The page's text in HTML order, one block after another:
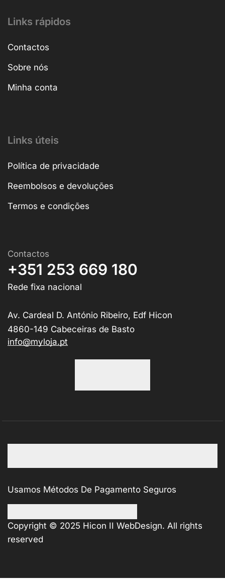
Links rápidos
Contactos
Sobre nós
Minha conta
Links úteis
Política de privacidade
Reembolsos e devoluções
Termos e condições
Contactos
+351 253 669 180
Rede fixa nacional
Av. Cardeal D. António Ribeiro, Edf Hicon
4860-149 Cabeceiras de Basto
info@myloja.pt
Usamos Métodos De Pagamento Seguros
Copyright © 2025 Hicon II WebDesign. All rights
reserved